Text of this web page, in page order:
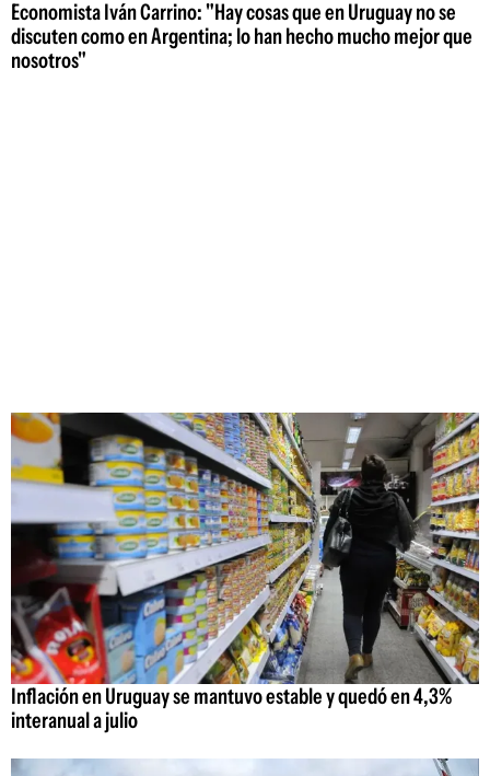
Economista Iván Carrino: "Hay cosas que en Uruguay no se
discuten como en Argentina; lo han hecho mucho mejor que
nosotros"
Inflación en Uruguay se mantuvo estable y quedó en 4,3%
interanual a julio